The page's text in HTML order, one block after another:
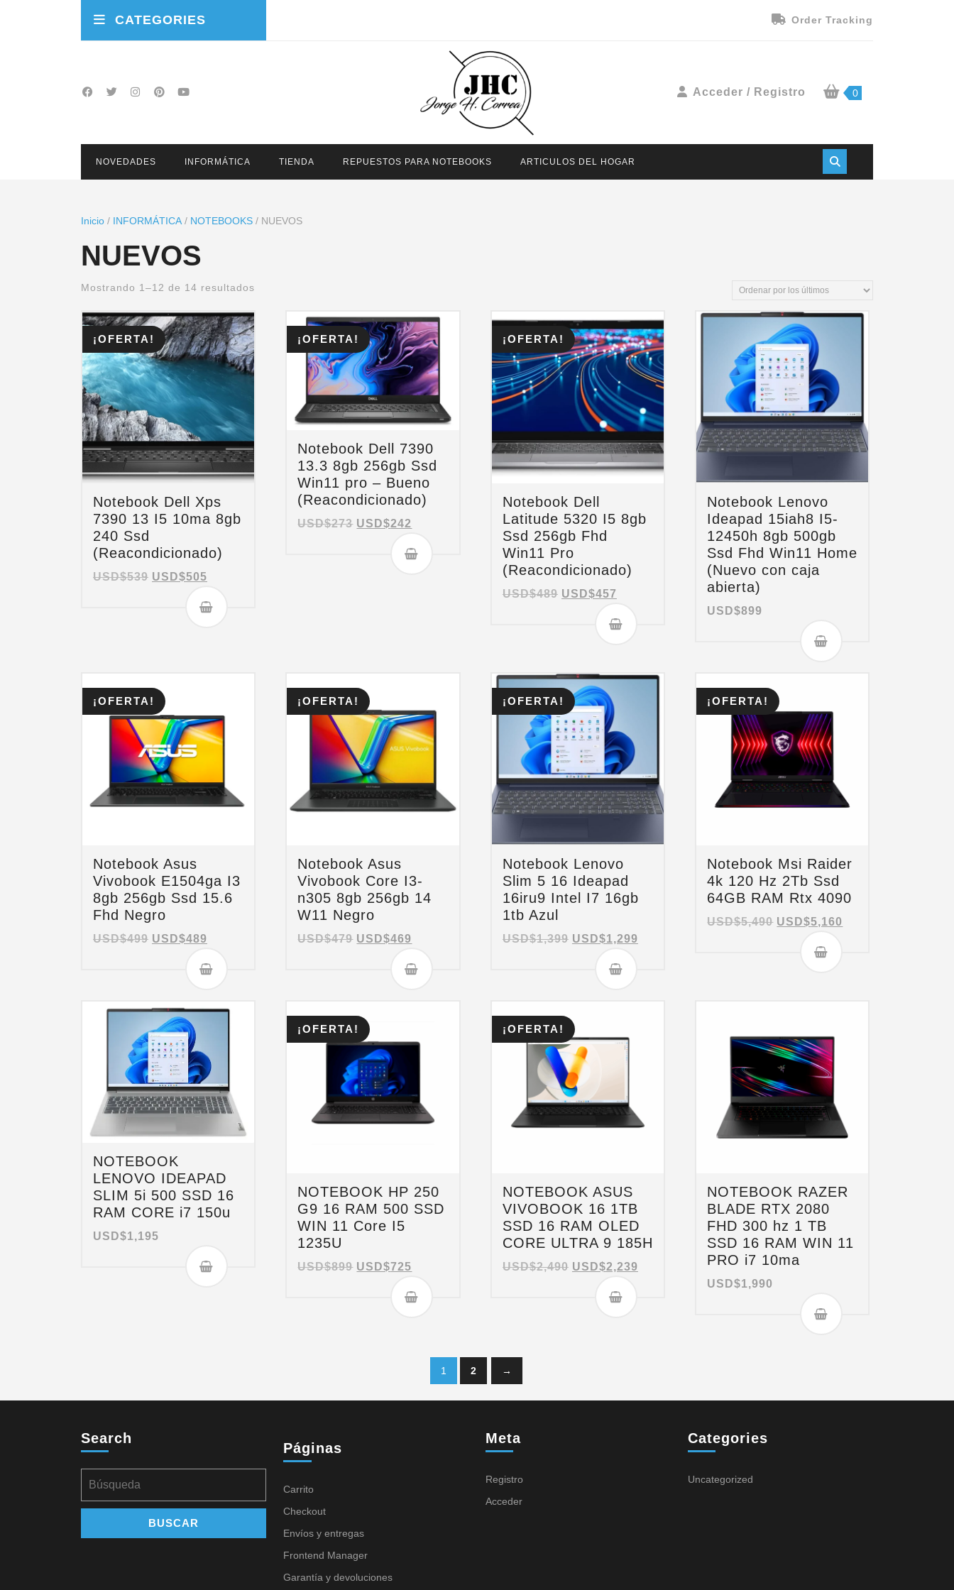
CATEGORIES Order Tracking
Acceder / Registro 0
NOVEDADES INFORMÁTICA TIENDA REPUESTOS PARA NOTEBOOKS ARTICULOS DEL HOGAR
Inicio / INFORMÁTICA / NOTEBOOKS / NUEVOS
NUEVOS
Mostrando 1–12 de 14 resultados
¡OFERTA!
Notebook Dell Xps
7390 13 I5 10ma 8gb
240 Ssd
(Reacondicionado)
USD$539 USD$505
¡OFERTA!
Notebook Dell 7390
13.3 8gb 256gb Ssd
Win11 pro – Bueno
(Reacondicionado)
USD$273 USD$242
¡OFERTA!
Notebook Dell
Latitude 5320 I5 8gb
Ssd 256gb Fhd
Win11 Pro
(Reacondicionado)
USD$489 USD$457
Notebook Lenovo
Ideapad 15iah8 I5-
12450h 8gb 500gb
Ssd Fhd Win11 Home
(Nuevo con caja
abierta)
USD$899
¡OFERTA!
Notebook Asus
Vivobook E1504ga I3
8gb 256gb Ssd 15.6
Fhd Negro
USD$499 USD$489
¡OFERTA!
Notebook Asus
Vivobook Core I3-
n305 8gb 256gb 14
W11 Negro
USD$479 USD$469
¡OFERTA!
Notebook Lenovo
Slim 5 16 Ideapad
16iru9 Intel I7 16gb
1tb Azul
USD$1,399 USD$1,299
¡OFERTA!
Notebook Msi Raider
4k 120 Hz 2Tb Ssd
64GB RAM Rtx 4090
USD$5,490 USD$5,160
NOTEBOOK
LENOVO IDEAPAD
SLIM 5i 500 SSD 16
RAM CORE i7 150u
USD$1,195
¡OFERTA!
NOTEBOOK HP 250
G9 16 RAM 500 SSD
WIN 11 Core I5
1235U
USD$899 USD$725
¡OFERTA!
NOTEBOOK ASUS
VIVOBOOK 16 1TB
SSD 16 RAM OLED
CORE ULTRA 9 185H
USD$2,490 USD$2,239
NOTEBOOK RAZER
BLADE RTX 2080
FHD 300 hz 1 TB
SSD 16 RAM WIN 11
PRO i7 10ma
USD$1,990
1 2 →
Search
Páginas
Carrito
Checkout
Envíos y entregas
Frontend Manager
Garantía y devoluciones
Meta
Registro
Acceder
Categories
Uncategorized